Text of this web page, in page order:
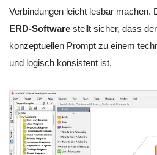
Verbindungen leicht lesbar machen.
ERD-Software stellt sicher, dass
konzeptuellen Prompt zu einem
und logisch konsistent ist.